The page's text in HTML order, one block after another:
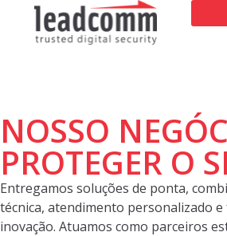
NOSSO
PROTEGER O
Entregamos soluções de ponta,
técnica, atendimento personalizado
inovação. Atuamos como parceiros